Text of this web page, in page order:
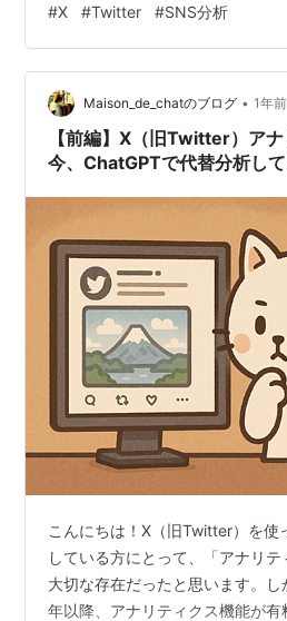
「SocialDog （ソーシャルドッグ
イント】「SocialDog （ソーシ
い効果 【おすすめポイント】「
ドッグ）」の便利な機能 【おす
あわせて選べる「…
#X #Twitter #SNS分析
Maison_de_chatのブログ • 1年前
【前編】X（旧Twitter）ア
今、ChatGPTで代替分析し
こんにちは！X（旧Twitter）を使
している方にとって、「アナリ
大切な存在だったと思います。
年以降、アナリティクス機能が